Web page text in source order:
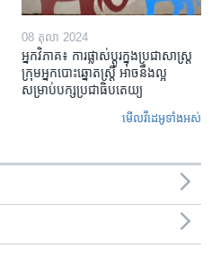
08 តុលា 2024
អ្នក​វិភាគ៖​ ការ​ផ្លាស់ប្តូរ​ក្នុង​ប្រជាសាស្ត្រ​​
ក្រុម​អ្នក​បោះឆ្នោត​ស្ត្រី ​អាច​​នឹង​ល្អ​
សម្រាប់​បក្ស​ប្រជាធិបតេយ្យ
មើល​វីដេអូ​ទាំង​អស់